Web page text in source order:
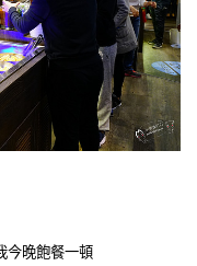
今晚飽餐一頓